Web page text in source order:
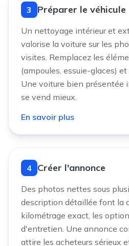
3 Préparer le véhicule
Un nettoyage intérieur et
valorise la voiture sur les
visites. Remplacez les
(ampoules, essuie-glaces)
Une voiture bien présentée
se vend mieux.
En savoir plus
4 Créer l'annonce
Des photos nettes sous
description détaillée font la
kilométrage exact, les
d'entretien. Une annonce
attire les acheteurs sérieux